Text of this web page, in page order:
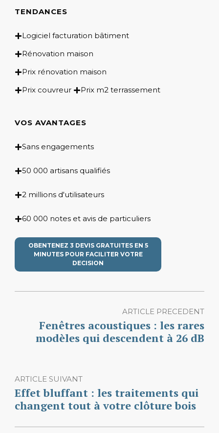
TENDANCES
Logiciel facturation bâtiment
Rénovation maison
Prix rénovation maison
Prix couvreur
Prix m2 terrassement
VOS AVANTAGES
Sans engagements
50 000 artisans qualifiés
2 millions d'utilisateurs
60 000 notes et avis de particuliers
OBENTENEZ 3 DEVIS GRATUITES EN 5
MINUTES POUR FACILITER VOTRE
DECISION
ARTICLE PRECEDENT
Fenêtres acoustiques : les rares
modèles qui descendent à 26 dB
ARTICLE SUIVANT
Effet bluffant : les traitements qui
changent tout à votre clôture bois